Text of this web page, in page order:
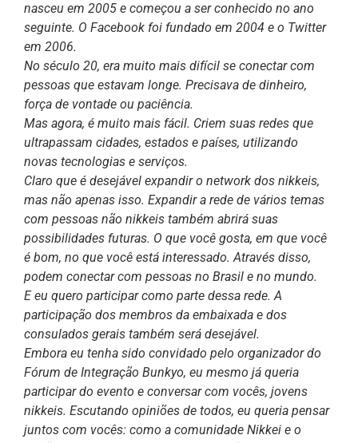
nasceu em 2005 e começou a ser conhecido no ano
seguinte. O Facebook foi fundado em 2004 e o Twitter
em 2006.
No século 20, era muito mais difícil se conectar com
pessoas que estavam longe. Precisava de dinheiro,
força de vontade ou paciência.
Mas agora, é muito mais fácil. Criem suas redes que
ultrapassam cidades, estados e países, utilizando
novas tecnologias e serviços.
Claro que é desejável expandir o network dos nikkeis,
mas não apenas isso. Expandir a rede de vários temas
com pessoas não nikkeis também abrirá suas
possibilidades futuras. O que você gosta, em que você
é bom, no que você está interessado. Através disso,
podem conectar com pessoas no Brasil e no mundo.
E eu quero participar como parte dessa rede. A
participação dos membros da embaixada e dos
consulados gerais também será desejável.
Embora eu tenha sido convidado pelo organizador do
Fórum de Integração Bunkyo, eu mesmo já queria
participar do evento e conversar com vocês, jovens
nikkeis. Escutando opiniões de todos, eu queria pensar
juntos com vocês: como a comunidade Nikkei e o